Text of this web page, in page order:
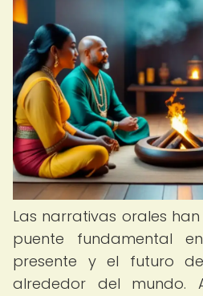
Las narrativas orales
puente fundamental
presente y el futuro
alrededor del mundo.